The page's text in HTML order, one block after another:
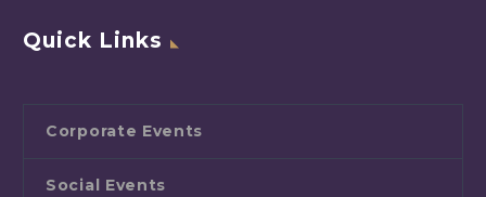
Quick Links
Corporate Events
Social Events